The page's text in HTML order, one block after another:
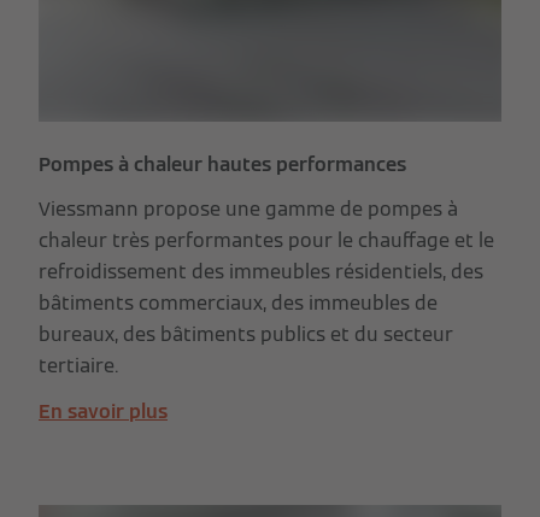
Pompes à chaleur hautes performances
Viessmann propose une gamme de pompes à
chaleur très performantes pour le chauffage et le
refroidissement des immeubles résidentiels, des
bâtiments commerciaux, des immeubles de
bureaux, des bâtiments publics et du secteur
tertiaire.
En savoir plus